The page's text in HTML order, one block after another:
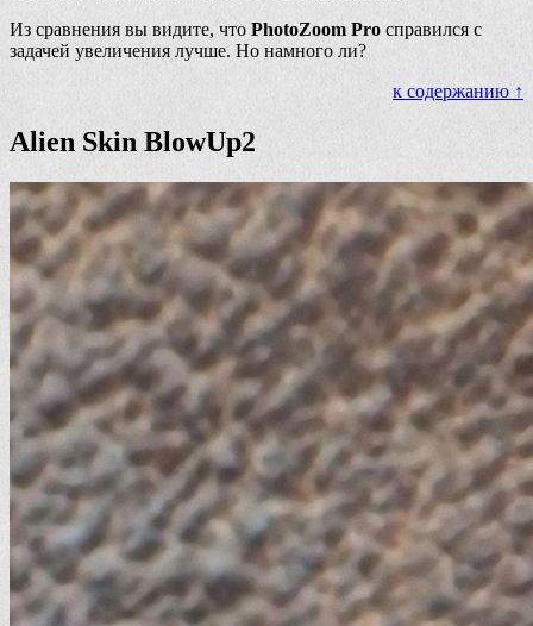
Из сравнения вы видите, что PhotoZoom Pro справился с
задачей увеличения лучше. Но намного ли?
к содержанию ↑
Alien Skin BlowUp2